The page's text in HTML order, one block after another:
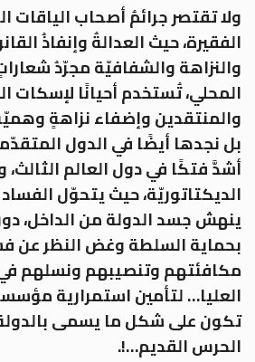
ولا تقتصر جرائمُ أصحاب الياقات
الفقيرة، حيث العدالةُ وإنفاذُ
والنزاهة والشفافيّة مجرّدُ
المحلي، تُستخدم أحيانًا لإسكات
والمنتقدين وإضفاء نزاهةٍ
بل نجدها أيضًا في الدول
أشدَّ فتكًا في دول العالم
الديكتاتوريّة، حيث يتحوّل
ينهش جسد الدولة من الداخل،
بحماية السلطة وغض النظر عن
مكافئتهم وتنصيبهم ونسلهم
العليا… لتأمين استمرارية
تكون على شكل ما يسمى
الحرس القديم…!.